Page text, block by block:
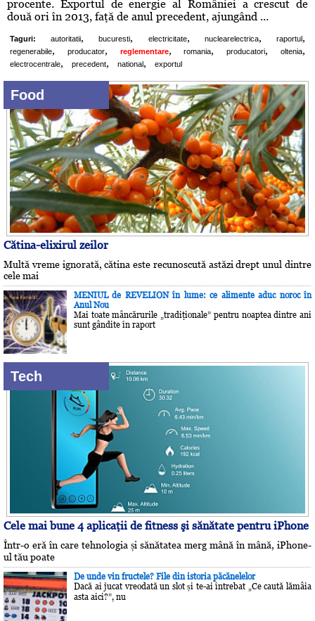
procente. Exportul de energie al României a crescut de
două ori în 2013, faţă de anul precedent, ajungând ...
Taguri: autoritatii, bucuresti, electricitate, nuclearelectrica, raportul ,
regenerabile, producator, reglementare, romania, producatori, oltenia,
electrocentrale, precedent, national , exportul
Food
Cătina-elixirul zeilor
Multă vreme ignorată, cătina este recunoscută astăzi drept unul dintre
cele mai
MENIUL de REVELION în lume: ce alimente aduc noroc în
Anul Nou
Mai toate mâncărurile „tradiţionale” pentru noaptea dintre ani
sunt gândite în raport
Tech
Cele mai bune 4 aplicaţii de fitness şi sănătate pentru iPhone
Într-o eră în care tehnologia și sănătatea merg mână în mână, iPhone-
ul tău poate
De unde vin fructele? File din istoria păcănelelor
Dacă ai jucat vreodată un slot și te-ai întrebat „Ce caută lămâia
asta aici?”, nu